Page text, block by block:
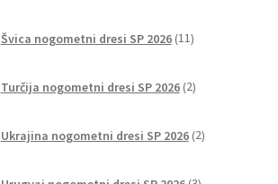
Švica nogometni dresi SP 2026 11izdelkov
Turčija nogometni dresi SP 2026 2izdelka
Ukrajina nogometni dresi SP 2026 2izdelka